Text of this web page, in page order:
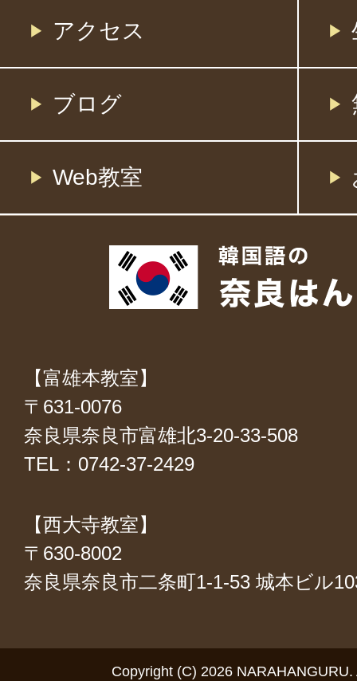
アクセス
ブログ
Web教室
【富雄本教室】
〒631-0076
奈良県奈良市富雄北3-20-33-508
TEL：0742-37-2429
【西大寺教室】
〒630-8002
奈良県奈良市二条町1-1-53 城本ビル
Copyright (C) 2026